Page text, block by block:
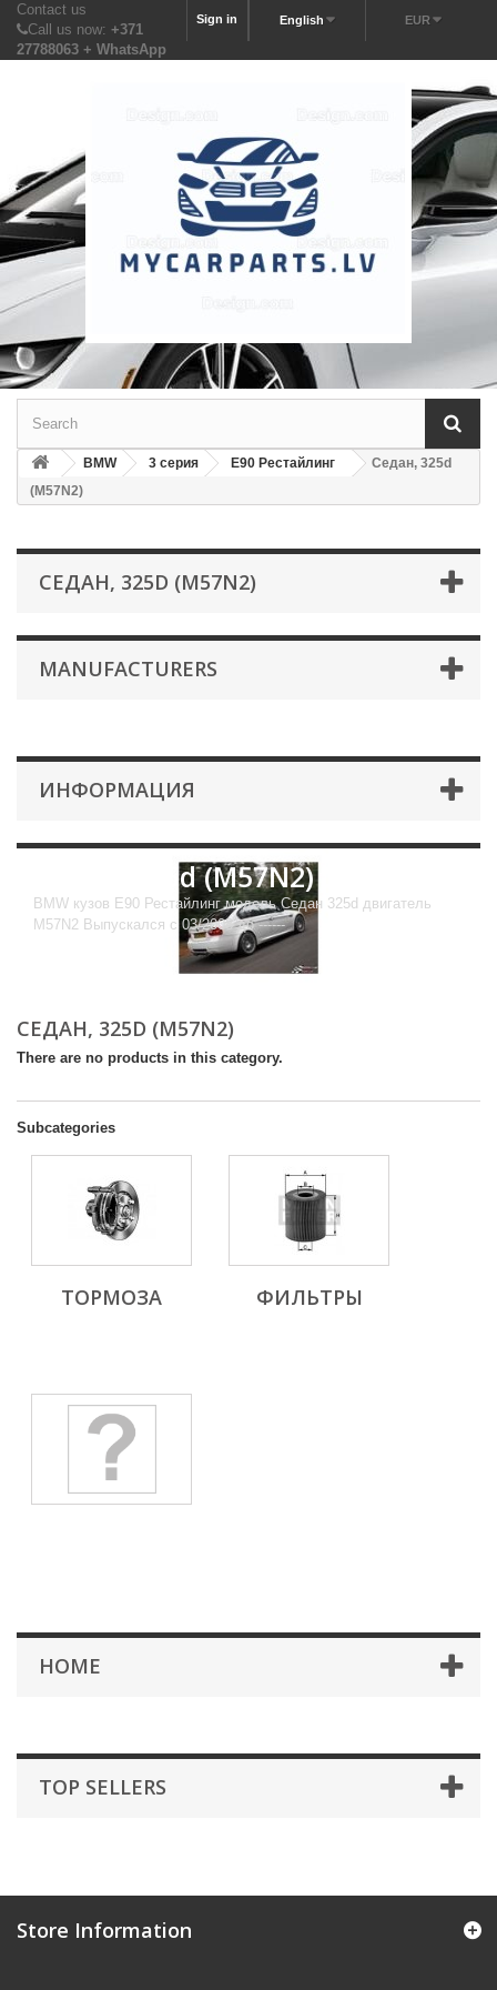
EUR
English
Sign in
Contact us
Call us now: +371
27788063 + WhatsApp
BMW 3 серия E90 Рестайлинг
Седан, 325d
(M57N2)
СЕДАН, 325D (M57N2)
MANUFACTURERS
ИНФОРМАЦИЯ
Седан, 325d (M57N2)
BMW кузов E90 Рестайлинг модель Седан 325d двигатель
M57N2 Выпускался с 03/2008 до ------
СЕДАН, 325D (M57N2)
There are no products in this category.
Subcategories
ТОРМОЗА ФИЛЬТРЫ
HOME
TOP SELLERS
Store Information